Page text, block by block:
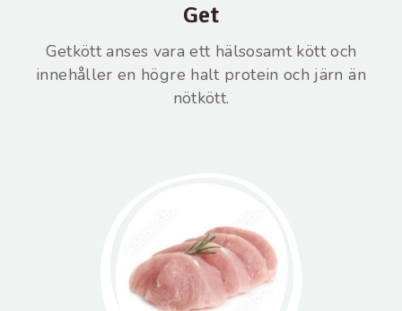
Get
Getkött anses vara ett hälsosamt kött och
innehåller en högre halt protein och järn än
nötkött.